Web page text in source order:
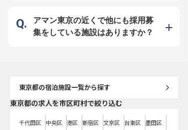
ルを活
ィング戦
アマン東京の近くで他にも採用募
集をしている施設はありますか？
東京都の宿泊施設一覧から探す
東京都の求人を市区町村で絞り込む
千代田区 中央区 港区 新宿区 文京区 台東区 墨田区